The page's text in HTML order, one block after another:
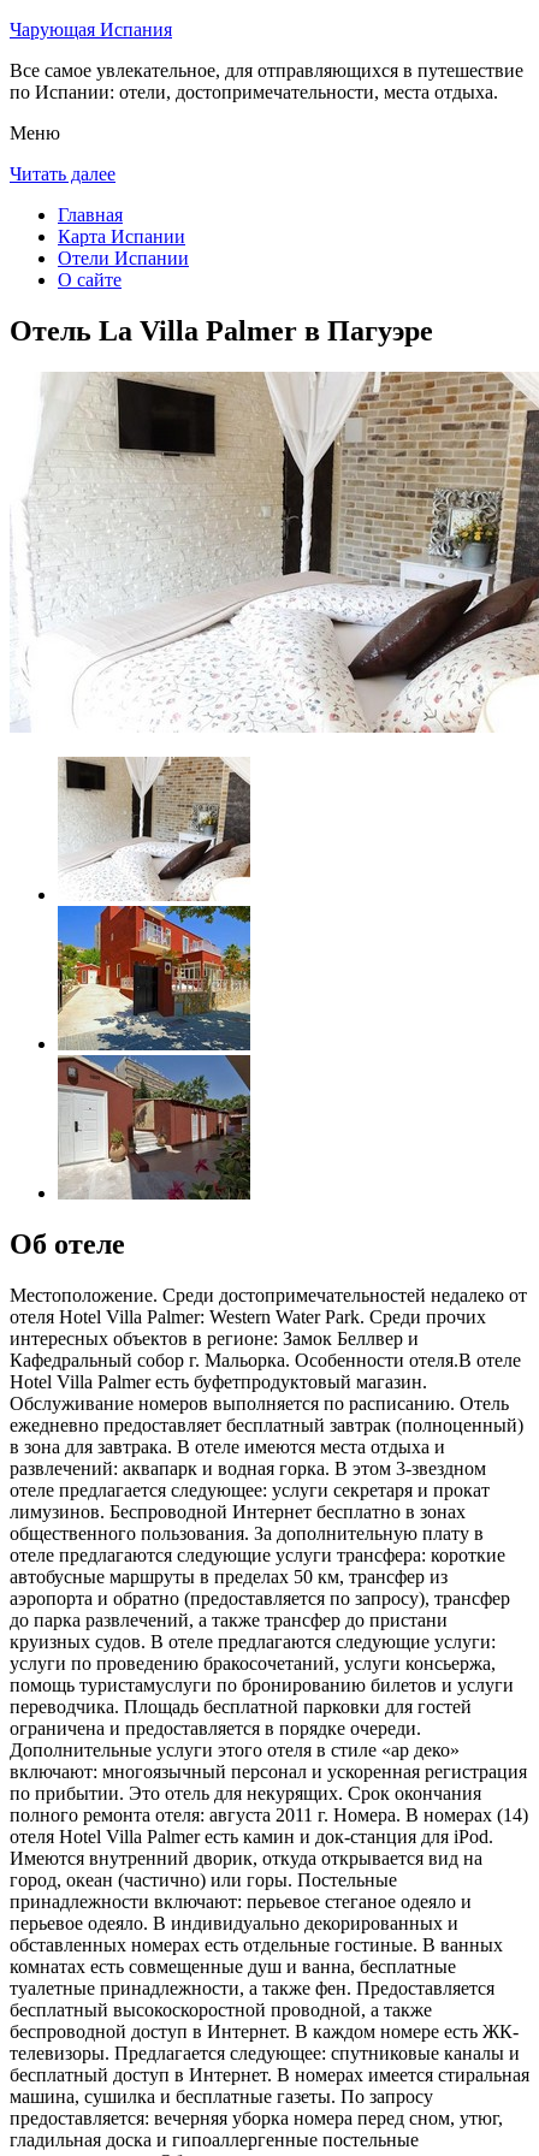
Чарующая Испания
Все самое увлекательное, для отправляющихся в путешествие
по Испании: отели, достопримечательности, места отдыха.
Меню
Читать далее
Главная
Карта Испании
Отели Испании
О сайте
Отель La Villa Palmer в Пагуэре
Об отеле
Местоположение. Среди достопримечательностей недалеко от
отеля Hotel Villa Palmer: Western Water Park. Среди прочих
интересных объектов в регионе: Замок Беллвер и
Кафедральный собор г. Мальорка. Особенности отеля.В отеле
Hotel Villa Palmer есть буфетпродуктовый магазин.
Обслуживание номеров выполняется по расписанию. Отель
ежедневно предоставляет бесплатный завтрак (полноценный)
в зона для завтрака. В отеле имеются места отдыха и
развлечений: аквапарк и водная горка. В этом 3-звездном
отеле предлагается следующее: услуги секретаря и прокат
лимузинов. Беспроводной Интернет бесплатно в зонах
общественного пользования. За дополнительную плату в
отеле предлагаются следующие услуги трансфера: короткие
автобусные маршруты в пределах 50 км, трансфер из
аэропорта и обратно (предоставляется по запросу), трансфер
до парка развлечений, а также трансфер до пристани
круизных судов. В отеле предлагаются следующие услуги:
услуги по проведению бракосочетаний, услуги консьержа,
помощь туристамуслуги по бронированию билетов и услуги
переводчика. Площадь бесплатной парковки для гостей
ограничена и предоставляется в порядке очереди.
Дополнительные услуги этого отеля в стиле «ар деко»
включают: многоязычный персонал и ускоренная регистрация
по прибытии. Это отель для некурящих. Срок окончания
полного ремонта отеля: августа 2011 г. Номера. В номерах (14)
отеля Hotel Villa Palmer есть камин и док-станция для iPod.
Имеются внутренний дворик, откуда открывается вид на
город, океан (частично) или горы. Постельные
принадлежности включают: перьевое стеганое одеяло и
перьевое одеяло. В индивидуально декорированных и
обставленных номерах есть отдельные гостиные. В ванных
комнатах есть совмещенные душ и ванна, бесплатные
туалетные принадлежности, а также фен. Предоставляется
бесплатный высокоскоростной проводной, а также
беспроводной доступ в Интернет. В каждом номере есть ЖК-
телевизоры. Предлагается следующее: спутниковые каналы и
бесплатный доступ в Интернет. В номерах имеется стиральная
машина, сушилка и бесплатные газеты. По запросу
предоставляется: вечерняя уборка номера перед сном, утюг,
гладильная доска и гипоаллергенные постельные